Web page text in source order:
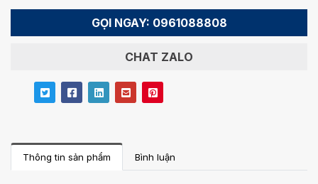
GỌI NGAY: 0961088808
CHAT ZALO
Thông tin sản phẩm Bình luận